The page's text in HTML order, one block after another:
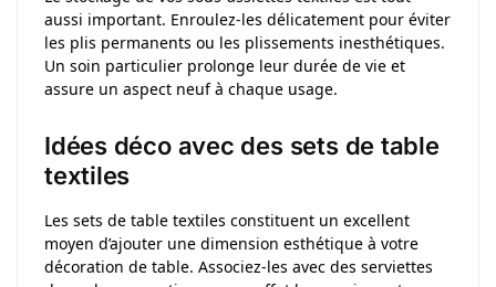
aussi important. Enroulez-les délicatement pour éviter
les plis permanents ou les plissements inesthétiques.
Un soin particulier prolonge leur durée de vie et
assure un aspect neuf à chaque usage.
Idées déco avec des sets de table
textiles
Les sets de table textiles constituent un excellent
moyen d’ajouter une dimension esthétique à votre
décoration de table. Associez-les avec des serviettes